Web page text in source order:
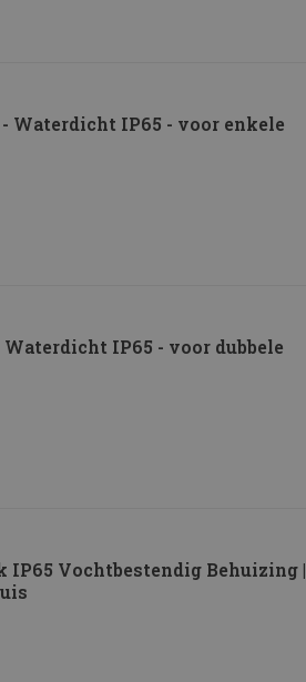
Waterdicht IP65 - voor enkele
IP65 - voor dubbele
IP65 Vochtbestendig Behuizing |